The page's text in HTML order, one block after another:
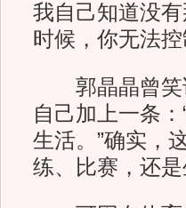
我自己知道没
时候，你无法
郭晶晶曾笑
自己加上一条
生活。”确实，
练、比赛，还